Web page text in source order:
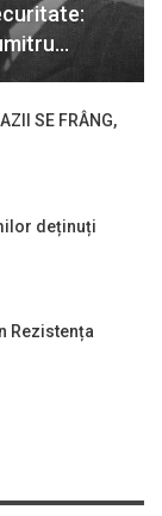
SE FRÂNG,
deținuți
Rezistența